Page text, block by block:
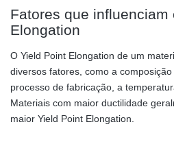
Fatores que influenciam
Elongation
O Yield Point Elongation de um
diversos fatores, como a
processo de fabricação, a
Materiais com maior ductilidade
maior Yield Point Elongation.